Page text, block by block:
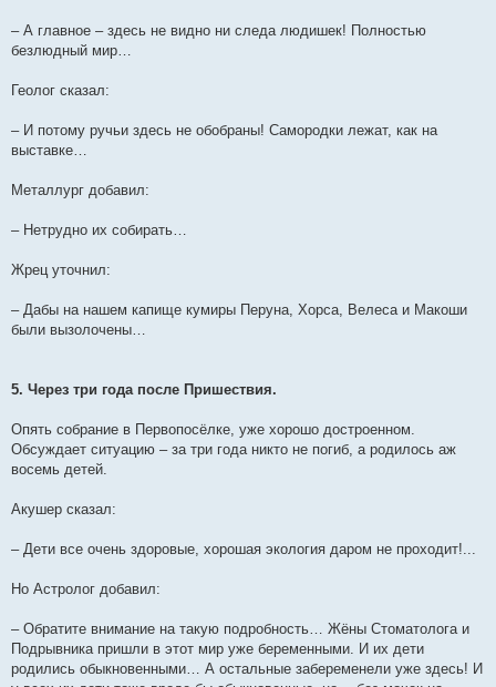
– А главное – здесь не видно ни следа людишек! Полностью
безлюдный мир…
Геолог сказал:
– И потому ручьи здесь не обобраны! Самородки лежат, как на
выставке…
Металлург добавил:
– Нетрудно их собирать…
Жрец уточнил:
– Дабы на нашем капище кумиры Перуна, Хорса, Велеса и Макоши
были вызолочены…
5. Через три года после Пришествия.
Опять собрание в Первопосёлке, уже хорошо достроенном.
Обсуждает ситуацию – за три года никто не погиб, а родилось аж
восемь детей.
Акушер сказал:
– Дети все очень здоровые, хорошая экология даром не проходит!...
Но Астролог добавил:
– Обратите внимание на такую подробность… Жёны Стоматолога и
Подрывника пришли в этот мир уже беременными. И их дети
родились обыкновенными… А остальные забеременели уже здесь! И